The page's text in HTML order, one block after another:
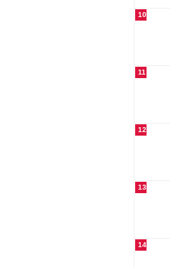
10
11
12
13
14